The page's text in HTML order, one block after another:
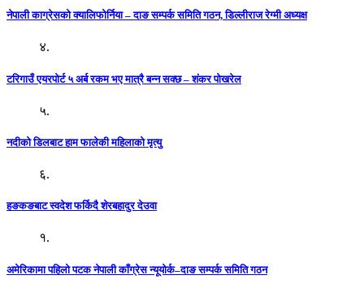
नेपाली काग्रेसको क्यालिफोर्निया – दाङ सम्पर्क समिति गठन, डिल्लीराज रेग्मी अध्यक्ष
४.
टरिगाउँ एयरपोर्ट ५ अर्ब रकम भए मात्रै बन्न सक्छ – शंकर पोखरेल
५.
नदीको डिलबाट हाम फालेकी महिलाको मृत्यु
६.
हङकङबाट स्वदेश फर्किदै शेरबहादुर देउवा
१.
अमेरिकामा पहिलो पटक नेपाली काँग्रेस न्यूयोर्क–दाङ सम्पर्क समिति गठन